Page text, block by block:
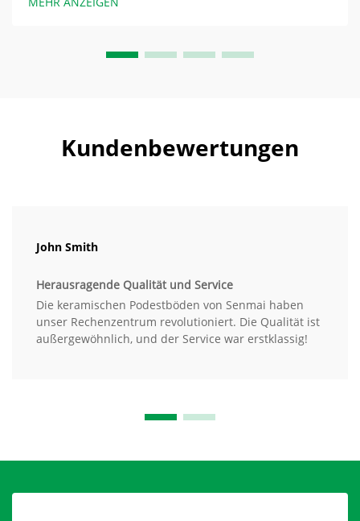
Beschreibung von Anforderungen für
Kundenbewertungen
John Smith
Herausragende Qualität und Service
Die keramischen Podestböden von Senmai haben
unser Rechenzentrum revolutioniert. Die Qualität ist
außergewöhnlich, und der Service war erstklassig!